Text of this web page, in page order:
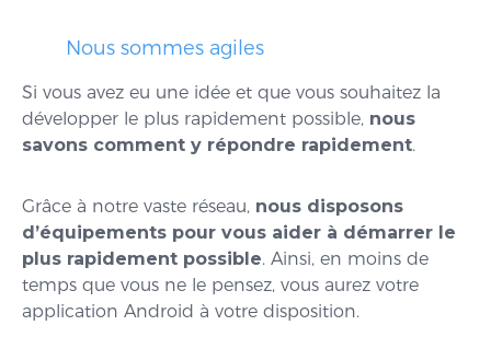
Nous sommes agiles
Si vous avez eu une idée et que vous souhaitez la
développer le plus rapidement possible, nous
savons comment y répondre rapidement.
Grâce à notre vaste réseau, nous disposons
d’équipements pour vous aider à démarrer le
plus rapidement possible. Ainsi, en moins de
temps que vous ne le pensez, vous aurez votre
application Android à votre disposition.